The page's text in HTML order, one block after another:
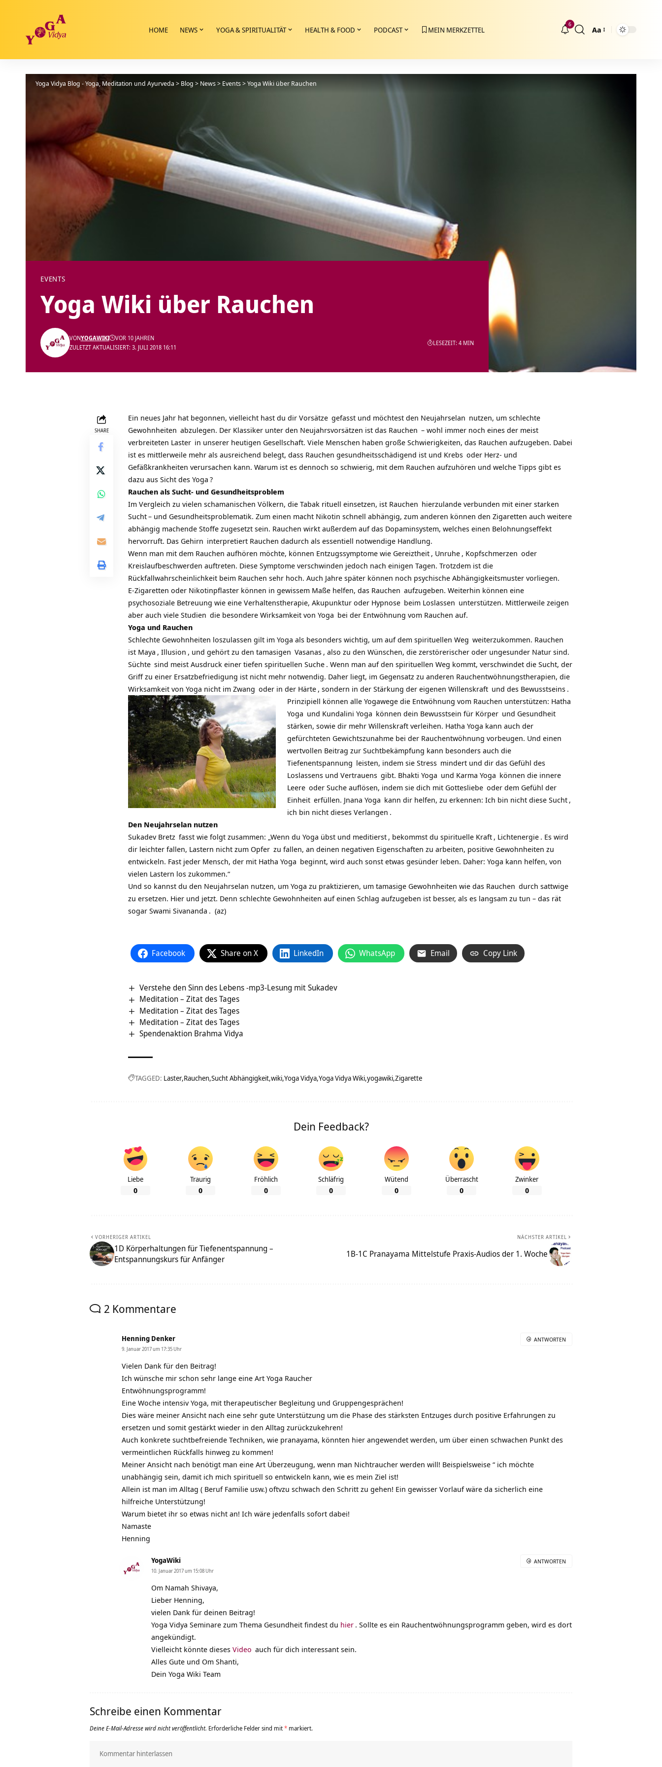
HOME NEWS YOGA & SPIRITUALITÄT HEALTH & FOOD PODCAST MEIN MERKZETTEL
6
Größenänderung
Aa
Yoga Vidya Blog - Yoga, Meditation und Ayurveda > Blog > News> Events>Yoga Wiki über Rauchen
EVENTS
Yoga Wiki über Rauchen
ZULETZT AKTUALISIERT: 3. JULI 2018 16:11
VONYOGAWIKI VOR 10 JAHREN
LESEZEIT: 4 MIN
SHARE
Ein neues Jahr hat begonnen, vielleicht hast du dir Vorsätze gefasst und möchtest den Neujahrselan nutzen, um schlechte
Gewohnheiten abzulegen. Der Klassiker unter den Neujahrsvorsätzen ist das Rauchen – wohl immer noch eines der meist
verbreiteten Laster in unserer heutigen Gesellschaft. Viele Menschen haben große Schwierigkeiten, das Rauchen aufzugeben. Dabei
ist es mittlerweile mehr als ausreichend belegt, dass Rauchen gesundheitsschädigend ist und Krebs oder Herz- und
Gefäßkrankheiten verursachen kann. Warum ist es dennoch so schwierig, mit dem Rauchen aufzuhören und welche Tipps gibt es
dazu aus Sicht des Yoga ?
Rauchen als Sucht- und Gesundheitsproblem
Im Vergleich zu vielen schamanischen Völkern, die Tabak rituell einsetzen, ist Rauchen hierzulande verbunden mit einer starken
Sucht– und Gesundheitsproblematik. Zum einen macht Nikotin schnell abhängig, zum anderen können den Zigaretten auch weitere
abhängig machende Stoffe zugesetzt sein. Rauchen wirkt außerdem auf das Dopaminsystem, welches einen Belohnungseffekt
hervorruft. Das Gehirn interpretiert Rauchen dadurch als essentiell notwendige Handlung.
Wenn man mit dem Rauchen aufhören möchte, können Entzugssymptome wie Gereiztheit , Unruhe , Kopfschmerzen oder
Kreislaufbeschwerden auftreten. Diese Symptome verschwinden jedoch nach einigen Tagen. Trotzdem ist die
Rückfallwahrscheinlichkeit beim Rauchen sehr hoch. Auch Jahre später können noch psychische Abhängigkeitsmuster vorliegen.
E-Zigaretten oder Nikotinpflaster können in gewissem Maße helfen, das Rauchen aufzugeben. Weiterhin können eine
psychosoziale Betreuung wie eine Verhaltenstherapie, Akupunktur oder Hypnose beim Loslassen unterstützen. Mittlerweile zeigen
aber auch viele Studien die besondere Wirksamkeit von Yoga bei der Entwöhnung vom Rauchen auf.
Yoga und Rauchen
Schlechte Gewohnheiten loszulassen gilt im Yoga als besonders wichtig, um auf dem spirituellen Weg weiterzukommen. Rauchen
ist Maya , Illusion , und gehört zu den tamasigen Vasanas , also zu den Wünschen, die zerstörerischer oder ungesunder Natur sind.
Süchte sind meist Ausdruck einer tiefen spirituellen Suche . Wenn man auf den spirituellen Weg kommt, verschwindet die Sucht, der
Griff zu einer Ersatzbefriedigung ist nicht mehr notwendig. Daher liegt, im Gegensatz zu anderen Rauchentwöhnungstherapien, die
Wirksamkeit von Yoga nicht im Zwang oder in der Härte , sondern in der Stärkung der eigenen Willenskraft und des Bewusstseins .
Prinzipiell können alle Yogawege die Entwöhnung vom Rauchen unterstützen: Hatha
Yoga und Kundalini Yoga können dein Bewusstsein für Körper und Gesundheit
stärken, sowie dir mehr Willenskraft verleihen. Hatha Yoga kann auch der
gefürchteten Gewichtszunahme bei der Rauchentwöhnung vorbeugen. Und einen
wertvollen Beitrag zur Suchtbekämpfung kann besonders auch die
Tiefenentspannung leisten, indem sie Stress mindert und dir das Gefühl des
Loslassens und Vertrauens gibt. Bhakti Yoga und Karma Yoga können die innere
Leere oder Suche auflösen, indem sie dich mit Gottesliebe oder dem Gefühl der
Einheit erfüllen. Jnana Yoga kann dir helfen, zu erkennen: Ich bin nicht diese Sucht ,
ich bin nicht dieses Verlangen .
Den Neujahrselan nutzen
Sukadev Bretz fasst wie folgt zusammen: „Wenn du Yoga übst und meditierst , bekommst du spirituelle Kraft , Lichtenergie . Es wird
dir leichter fallen, Lastern nicht zum Opfer zu fallen, an deinen negativen Eigenschaften zu arbeiten, positive Gewohnheiten zu
entwickeln. Fast jeder Mensch, der mit Hatha Yoga beginnt, wird auch sonst etwas gesünder leben. Daher: Yoga kann helfen, von
vielen Lastern los zukommen.“
Und so kannst du den Neujahrselan nutzen, um Yoga zu praktizieren, um tamasige Gewohnheiten wie das Rauchen durch sattwige
zu ersetzen. Hier und jetzt. Denn schlechte Gewohnheiten auf einen Schlag aufzugeben ist besser, als es langsam zu tun – das rät
sogar Swami Sivananda . (az)
Facebook Share on X LinkedIn WhatsApp Email Copy Link
Verstehe den Sinn des Lebens -mp3-Lesung mit Sukadev
Meditation – Zitat des Tages
Meditation – Zitat des Tages
Meditation – Zitat des Tages
Spendenaktion Brahma Vidya
TAGGED: Laster Rauchen Sucht Abhängigkeit wiki Yoga Vidya Yoga Vidya Wiki yogawiki Zigarette
Dein Feedback?
Liebe
0
Traurig
0
Fröhlich
0
Schläfrig
0
Wütend
0
Überrascht
0
Zwinker
0
VORHERIGER ARTIKEL
1D Körperhaltungen für Tiefenentspannung –
Entspannungskurs für Anfänger
NÄCHSTER ARTIKEL
1B-1C Pranayama Mittelstufe Praxis-Audios der 1. Woche
2 Kommentare
Henning Denker
9. Januar 2017 um 17:35 Uhr
Vielen Dank für den Beitrag!
Ich wünsche mir schon sehr lange eine Art Yoga Raucher
Entwöhnungsprogramm!
Eine Woche intensiv Yoga, mit therapeutischer Begleitung und Gruppengesprächen!
Dies wäre meiner Ansicht nach eine sehr gute Unterstützung um die Phase des stärksten Entzuges durch positive Erfahrungen zu
ersetzen und somit gestärkt wieder in den Alltag zurückzukehren!
Auch konkrete suchtbefreiende Techniken, wie pranayama, könnten hier angewendet werden, um über einen schwachen Punkt des
vermeintlichen Rückfalls hinweg zu kommen!
Meiner Ansicht nach benötigt man eine Art Überzeugung, wenn man Nichtraucher werden will! Beispielsweise “ ich möchte
unabhängig sein, damit ich mich spirituell so entwickeln kann, wie es mein Ziel ist!
Allein ist man im Alltag ( Beruf Familie usw.) oftvzu schwach den Schritt zu gehen! Ein gewisser Vorlauf wäre da sicherlich eine
hilfreiche Unterstützung!
Warum bietet ihr so etwas nicht an! Ich wäre jedenfalls sofort dabei!
Namaste
Henning
ANTWORTEN
YogaWiki
10. Januar 2017 um 15:08 Uhr
Om Namah Shivaya,
Lieber Henning,
vielen Dank für deinen Beitrag!
Yoga Vidya Seminare zum Thema Gesundheit findest du hier . Sollte es ein Rauchentwöhnungsprogramm geben, wird es dort
angekündigt.
Vielleicht könnte dieses Video auch für dich interessant sein.
Alles Gute und Om Shanti,
Dein Yoga Wiki Team
ANTWORTEN
Schreibe einen Kommentar
Deine E-Mail-Adresse wird nicht veröffentlicht. Erforderliche Felder sind mit* markiert.